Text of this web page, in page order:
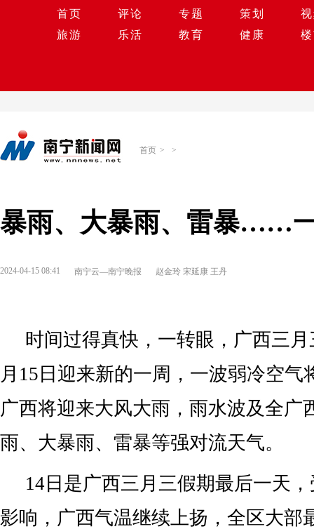
首页 评论 专题 策划
旅游
乐活 教育 健康
首页 > >
暴雨、大暴雨、雷暴……
2024-04-15 08:41 南宁云—南宁晚报 赵金玲 宋延康 王丹
时间过得真快，一转眼，广西三
月15日迎来新的一周，一波弱冷空气
广西将迎来大风大雨，雨水波及全广
雨、大暴雨、雷暴等强对流天气。
14日是广西三月三假期最后一天
影响，广西气温继续上扬，全区大部